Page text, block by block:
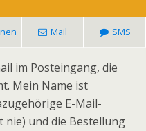
Mail SMS
im Posteingang, die
Mein Name ist
E-Mail-
nie) und die Bestellung